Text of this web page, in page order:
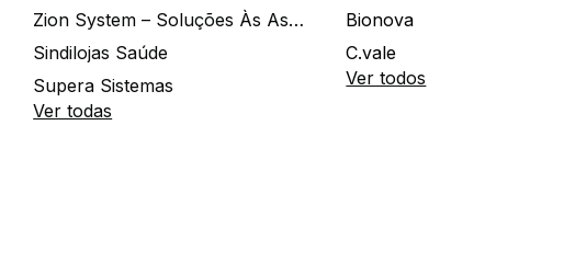
Zion System – Soluções Às Associações E Empresas
Sindilojas Saúde
Supera Sistemas
Ver todas
Bionova
C.vale
Ver todos